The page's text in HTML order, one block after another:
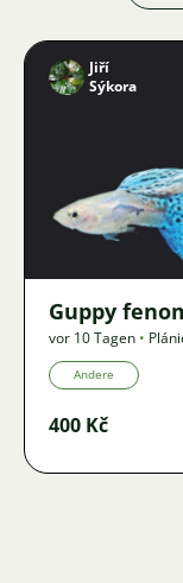
Jiří
Sýkora
Guppy
vor 10 Tagen •
Andere
400 Kč